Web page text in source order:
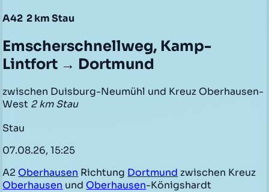
A42 2 km Stau
Emscherschnellweg, Kamp-
Lintfort → Dortmund
zwischen Duisburg-Neumühl und Kreuz Oberhausen-
West 2 km Stau
Stau
07.08.26, 15:25
A2 Oberhausen Richtung Dortmund zwischen Kreuz
Oberhausen und Oberhausen-Königshardt